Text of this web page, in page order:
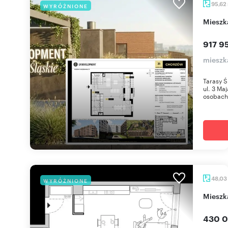
WYRÓŻNIONE 95,62
917
Tarasy
ul. 3
WYRÓŻNIONE 48,03
430